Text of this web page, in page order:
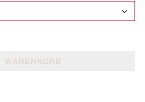
WARENKORB